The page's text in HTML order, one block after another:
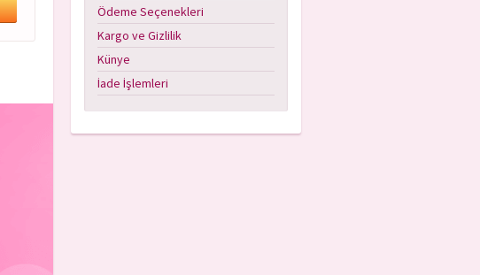
Ödeme Seçenekleri
Kargo ve Gizlilik
Künye
İade İşlemleri